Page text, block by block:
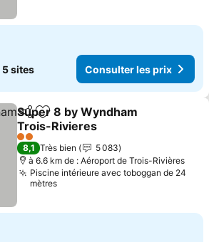
5 sites Consulter les prix
PartagerAjouter à mes favoris
Super 8 by Wyndham
Trois-Rivieres
2 Étoiles
8,1 Très bien
5 083
à 6.6 km de : Aéroport de Trois-Rivières
Piscine intérieure avec toboggan de 24
mètres